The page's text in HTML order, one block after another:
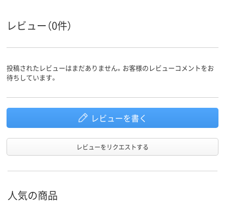
レビュー（0件）
投稿されたレビューはまだありません。お客様のレビューコメントをお
待ちしています。
レビューを書く
レビューをリクエストする
人気の商品